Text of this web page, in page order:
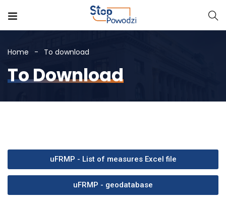
Home To download
To Download
uFRMP - List of measures Excel file
uFRMP - geodatabase